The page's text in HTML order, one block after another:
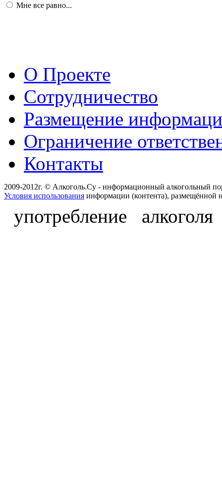
Мне все равно...
О Проекте
Сотрудничество
Размещение
Ограничение
Контакты
2009-2012г. © Алкоголь.Су - информационный алкогольный
Условия использования информации (контента), размещённой
употребление